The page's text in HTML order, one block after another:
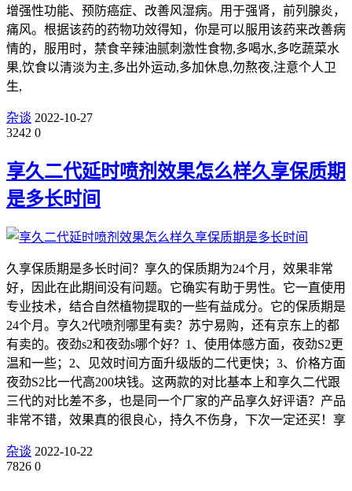
增强性功能、预防癌症、改善风湿病。用于强肾，前列腺炎，
痛风。根据该药的药物功效得知，你是可以服用该药来改善病
情的，服用时，禁食辛辣油腻刺激性食物,多喝水,多吃蔬菜水
果,饮食以清淡为主,多出外运动,多加休息,勿熬夜,注意个人卫
生,
杂谈 2022-10-27
3242 0
享久二代延时喷剂效果怎么样久享保质期
是多长时间
久享保质期是多长时间？享久的保质期为24个月，效果非常
好，因此在此期间没有问题。它确实有助于男性。它一直使用
专业技术，结合自然植物提取的一些有益成分。它的保质期是
24个月。亨久2代喷剂哪里有卖？苏宁易购，还有京东上的都
有卖的。夜劲s2和夜劲s哪个好？1、使用体感方面，夜劲S2更
温和一些；2、见效时间方面升级版的二代更快；3、价格方面
夜劲S2比一代高200块钱。这两款的对比基本上和享久二代跟
三代的对比差不多，也是同一个厂家的产品享久好评语？产品
非常不错，效果真的很良心，持久不伤身，下次一定还买！享
杂谈 2022-10-22
7826 0